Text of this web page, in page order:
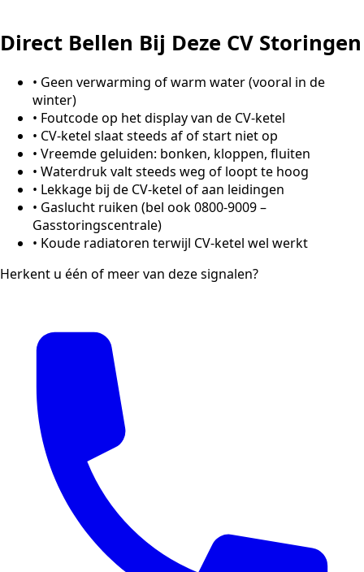
Direct Bellen Bij Deze CV Storingen
• Geen verwarming of warm water (vooral in de
winter)
• Foutcode op het display van de CV-ketel
• CV-ketel slaat steeds af of start niet op
• Vreemde geluiden: bonken, kloppen, fluiten
• Waterdruk valt steeds weg of loopt te hoog
• Lekkage bij de CV-ketel of aan leidingen
• Gaslucht ruiken (bel ook 0800-9009 –
Gasstoringscentrale)
• Koude radiatoren terwijl CV-ketel wel werkt
Herkent u één of meer van deze signalen?